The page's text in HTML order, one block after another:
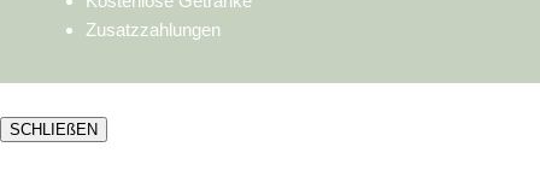
Zusatzzahlungen
SCHLIEßEN